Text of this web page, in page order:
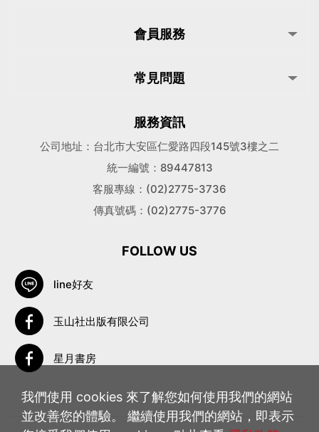
會員服務
常見問題
服務資訊
公司地址：台北市大安區仁愛路四段145號3樓之二
統一編號：89447813
客服專線：(02)2775-3736
傳真號碼：(02)2775-3776
FOLLOW US
line好友
玉山社出版有限公司
星月書房
我們使用 cookies 來了解您如何使用我們的網站
並改善您的體驗。 繼續使用我們的網站，即表示